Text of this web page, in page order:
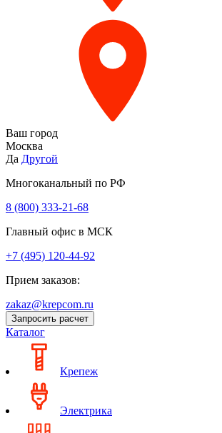
Ваш город
Москва
Да Другой
Многоканальный по РФ
8 (800) 333‑21-68
Главный офис в МСК
+7 (495) 120-44-92
Прием заказов:
zakaz@krepcom.ru
Запросить расчет
Каталог
Крепеж
Электрика